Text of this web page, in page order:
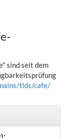
sind seit dem
tlds/cafe/